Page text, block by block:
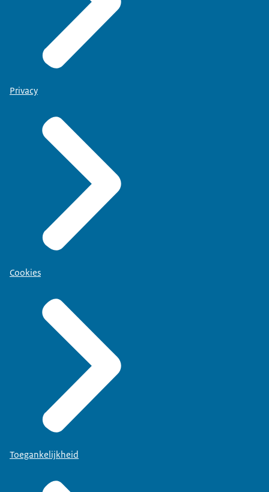
Privacy
Cookies
Toegankelijkheid